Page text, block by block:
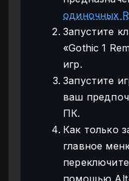
одиночных
Запустите
«Gothic 1
игр.
Запустите
ваш
ПК.
Как только
главное
помощью